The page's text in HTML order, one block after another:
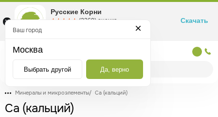
Минералы и микроэлементы/ Ca (кальций)
Ca (кальций)
Ваш город
Москва
Выбрать другой Да, верно
Русские Корни
☆☆☆☆☆
★★★★★ (2360) оценка
Маркетплейс товаров для здоровья
Скачать